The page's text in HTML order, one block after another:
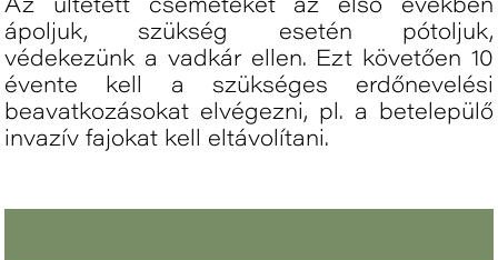
Az ültetett csemetéket az első években
ápoljuk, szükség esetén pótoljuk,
védekezünk a vadkár ellen. Ezt követően 10
évente kell a szükséges erdőnevelési
beavatkozásokat elvégezni, pl. a betelepülő
invazív fajokat kell eltávolítani.